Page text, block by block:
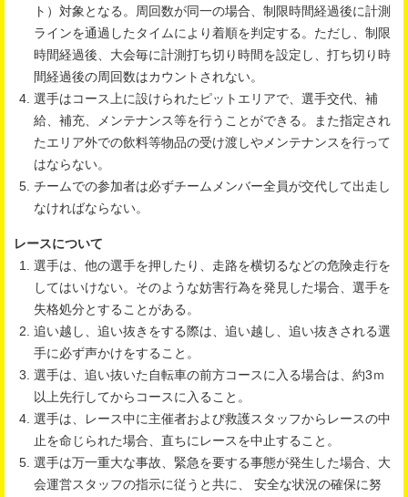
ト）対象となる。周回数が同一の場合、制限時間経過後に計測
ラインを通過したタイムにより着順を判定する。ただし、制限
時間経過後、大会毎に計測打ち切り時間を設定し、打ち切り時
間経過後の周回数はカウントされない。
選手はコース上に設けられたピットエリアで、選手交代、補
給、補充、メンテナンス等を行うことができる。また指定され
たエリア外での飲料等物品の受け渡しやメンテナンスを行って
はならない。
チームでの参加者は必ずチームメンバー全員が交代して出走し
なければならない。
レースについて
選手は、他の選手を押したり、走路を横切るなどの危険走行を
してはいけない。そのような妨害行為を発見した場合、選手を
失格処分とすることがある。
追い越し、追い抜きをする際は、追い越し、追い抜きされる選
手に必ず声かけをすること。
選手は、追い抜いた自転車の前方コースに入る場合は、約3ｍ
以上先行してからコースに入ること。
選手は、レース中に主催者および救護スタッフからレースの中
止を命じられた場合、直ちにレースを中止すること。
選手は万一重大な事故、緊急を要する事態が発生した場合、大
会運営スタッフの指示に従うと共に、 安全な状況の確保に努